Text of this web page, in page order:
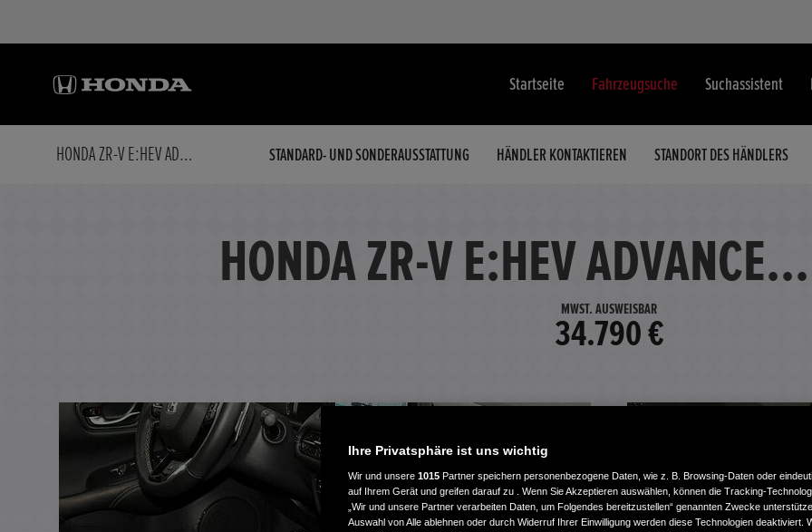
Startseite Fahrzeugsuche Suchassistent
HONDA ZR-V E:HEV ADVANCE... ADVANCE STANDARD- UND SONDERAUSSTATTUNG HÄNDLER KONTAKTIEREN STANDORT DES HÄNDLERS
HONDA ZR-V E:HEV
MWST. AUSWEISBAR
34.790 €
Ihre Privatsphäre ist uns wichtig
Wir und unsere 1015 Partner speichern personenbezogene Daten, wie z. B. Browsing-Daten oder
auf Ihrem Gerät und greifen darauf zu . Wenn Sie Akzeptieren auswählen, können die Tracking-
„Wir und unsere Partner verarbeiten Daten, um Folgendes bereitzustellen“ genannten Zwecke
Auswahl von Alle ablehnen oder durch Widerruf Ihrer Einwilligung werden diese Technologien deaktiviert.